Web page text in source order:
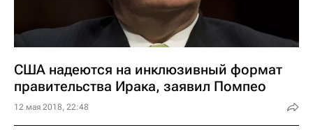
США надеются на инклюзивный формат
правительства Ирака, заявил Помпео
12 мая 2018, 22:48